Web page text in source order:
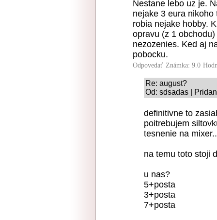
Nestane lebo uz je.
nejake 3 eura
robia nejake hobby.
opravu (z 1
nezozenies. Ked aj
pobocku.
Odpovedať Známka: 9.0
Re: august?
Od: sdsadas |
definitivne to
poitrebujem
tesnenie na
na temu toto stoji
u nas?
5+posta
3+posta
7+posta